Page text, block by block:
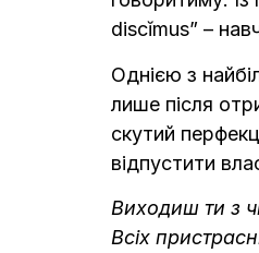
discĭmus” –
Однією з
лише після
скутий
відпустити
Виходиш ти з
Всіх